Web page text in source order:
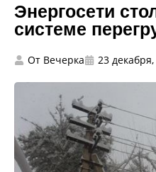
Энергосети
системе
От Вечерка 23 декабря,